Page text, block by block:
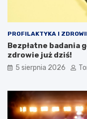
PROFILAKTYKA I
Bezpłatne badania
zdrowie już dziś!
5 sierpnia 2026